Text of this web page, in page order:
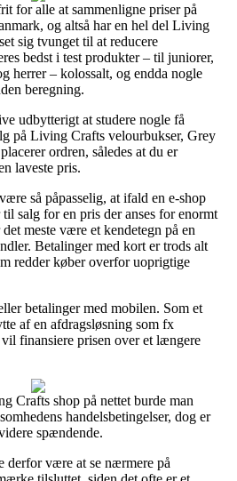
for alle at sammenligne priser på
og altså har en hel del Living
sig tvunget til at reducere
bedst i test produkter – til juniorer,
herrer – kolossalt, og endda nogle
beregning.
udbytterigt at studere nogle få
på Living Crafts velourbukser, Grey
ordren, således at du er
laveste pris.
så påpasselig, at ifald en e-shop
salg for en pris der anses for enormt
meste være et kendetegn på en
Betalinger med kort er trods alt
redder køber overfor uoprigtige
betalinger med mobilen. Som et
af en afdragsløsning som fx
finansiere prisen over et længere
Crafts shop på nettet burde man
handelsbetingelser, dog er
spændende.
derfor være at se nærmere på